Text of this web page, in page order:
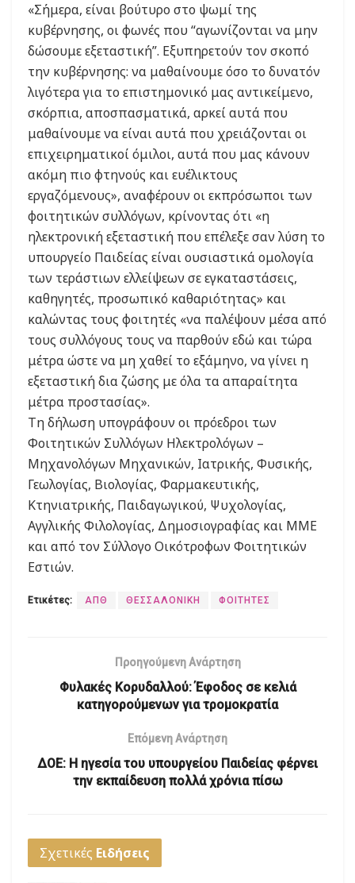
«Σήμερα, είναι βούτυρο στο ψωμί της
κυβέρνησης, οι φωνές που “αγωνίζονται να μην
δώσουμε εξεταστική”. Εξυπηρετούν τον σκοπό
την κυβέρνησης: να μαθαίνουμε όσο το δυνατόν
λιγότερα για το επιστημονικό μας αντικείμενο,
σκόρπια, αποσπασματικά, αρκεί αυτά που
μαθαίνουμε να είναι αυτά που χρειάζονται οι
επιχειρηματικοί όμιλοι, αυτά που μας κάνουν
ακόμη πιο φτηνούς και ευέλικτους
εργαζόμενους», αναφέρουν οι εκπρόσωποι των
φοιτητικών συλλόγων, κρίνοντας ότι «η
ηλεκτρονική εξεταστική που επέλεξε σαν λύση το
υπουργείο Παιδείας είναι ουσιαστικά ομολογία
των τεράστιων ελλείψεων σε εγκαταστάσεις,
καθηγητές, προσωπικό καθαριότητας» και
καλώντας τους φοιτητές «να παλέψουν μέσα από
τους συλλόγους τους να παρθούν εδώ και τώρα
μέτρα ώστε να μη χαθεί το εξάμηνο, να γίνει η
εξεταστική δια ζώσης με όλα τα απαραίτητα
μέτρα προστασίας».
Τη δήλωση υπογράφουν οι πρόεδροι των
Φοιτητικών Συλλόγων Ηλεκτρολόγων –
Μηχανολόγων Μηχανικών, Ιατρικής, Φυσικής,
Γεωλογίας, Βιολογίας, Φαρμακευτικής,
Κτηνιατρικής, Παιδαγωγικού, Ψυχολογίας,
Αγγλικής Φιλολογίας, Δημοσιογραφίας και ΜΜΕ
και από τον Σύλλογο Οικότροφων Φοιτητικών
Εστιών.
Ετικέτες: ΑΠΘ ΘΕΣΣΑΛΟΝΙΚΗ ΦΟΙΤΗΤΕΣ
Προηγούμενη Ανάρτηση
Φυλακές Κορυδαλλού: Έφοδος σε κελιά
κατηγορούμενων για τρομοκρατία
Επόμενη Ανάρτηση
ΔΟΕ: Η ηγεσία του υπουργείου Παιδείας φέρνει
την εκπαίδευση πολλά χρόνια πίσω
Σχετικές Ειδήσεις